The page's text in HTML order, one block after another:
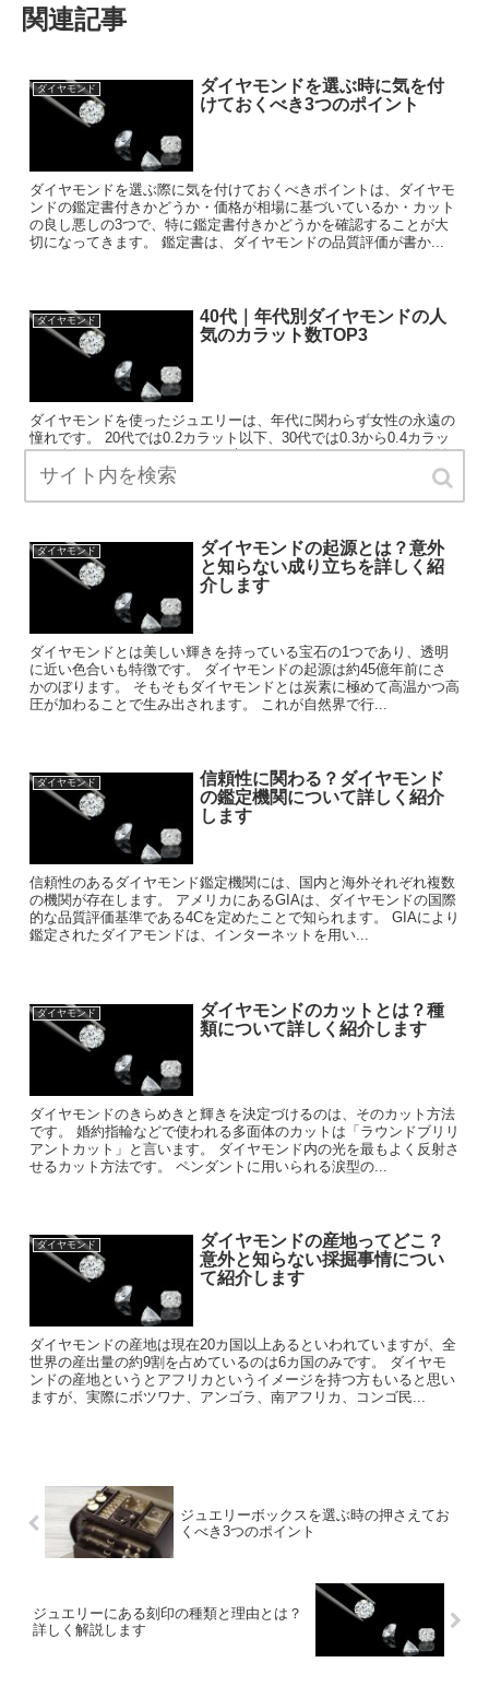
関連記事
ダイヤモンド
ダイヤモンドを選ぶ時に気を付
けておくべき3つのポイント
ダイヤモンドを選ぶ際に気を付けておくべきポイントは、ダイヤモ
ンドの鑑定書付きかどうか・価格が相場に基づいているか・カット
の良し悪しの3つで、特に鑑定書付きかどうかを確認することが大
切になってきます。 鑑定書は、ダイヤモンドの品質評価が書か...
ダイヤモンド
40代｜年代別ダイヤモンドの人
気のカラット数TOP3
ダイヤモンドを使ったジュエリーは、年代に関わらず女性の永遠の
憧れです。 20代では0.2カラット以下、30代では0.3から0.4カラッ
トが人気ですが40代ではもっと大きなものが好まれます。 年代別
に見て、0.4カラット以上のダイヤモンド...
ダイヤモンド
ダイヤモンドの起源とは？意外
と知らない成り立ちを詳しく紹
介します
ダイヤモンドとは美しい輝きを持っている宝石の1つであり、透明
に近い色合いも特徴です。 ダイヤモンドの起源は約45億年前にさ
かのぼります。 そもそもダイヤモンドとは炭素に極めて高温かつ高
圧が加わることで生み出されます。 これが自然界で行...
ダイヤモンド
信頼性に関わる？ダイヤモンド
の鑑定機関について詳しく紹介
します
信頼性のあるダイヤモンド鑑定機関には、国内と海外それぞれ複数
の機関が存在します。 アメリカにあるGIAは、ダイヤモンドの国際
的な品質評価基準である4Cを定めたことで知られます。 GIAにより
鑑定されたダイアモンドは、インターネットを用い...
ダイヤモンド
ダイヤモンドのカットとは？種
類について詳しく紹介します
ダイヤモンドのきらめきと輝きを決定づけるのは、そのカット方法
です。 婚約指輪などで使われる多面体のカットは「ラウンドブリリ
アントカット」と言います。 ダイヤモンド内の光を最もよく反射さ
せるカット方法です。 ペンダントに用いられる涙型の...
ダイヤモンド
ダイヤモンドの産地ってどこ？
意外と知らない採掘事情につい
て紹介します
ダイヤモンドの産地は現在20カ国以上あるといわれていますが、全
世界の産出量の約9割を占めているのは6カ国のみです。 ダイヤモ
ンドの産地というとアフリカというイメージを持つ方もいると思い
ますが、実際にボツワナ、アンゴラ、南アフリカ、コンゴ民...
ジュエリーボックスを選ぶ時の押さえてお
くべき3つのポイント
ジュエリーにある刻印の種類と理由とは？
詳しく解説します